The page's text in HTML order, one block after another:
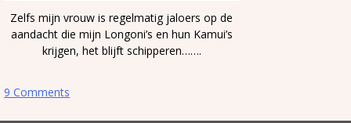
Zelfs mijn vrouw is regelmatig jaloers op de
aandacht die mijn Longoni’s en hun Kamui’s
krijgen, het blijft schipperen…….
9 Comments